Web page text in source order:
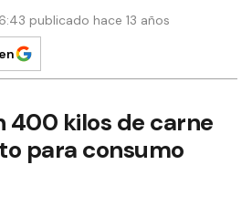
publicado hace 13 años
400 kilos de carne
para consumo